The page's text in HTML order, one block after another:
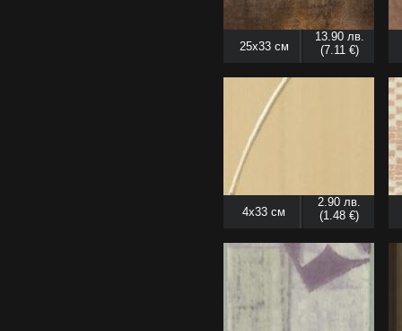
25x33 см
13.90 лв.
(7.11 €)
4x33 см
2.90 лв.
(1.48 €)